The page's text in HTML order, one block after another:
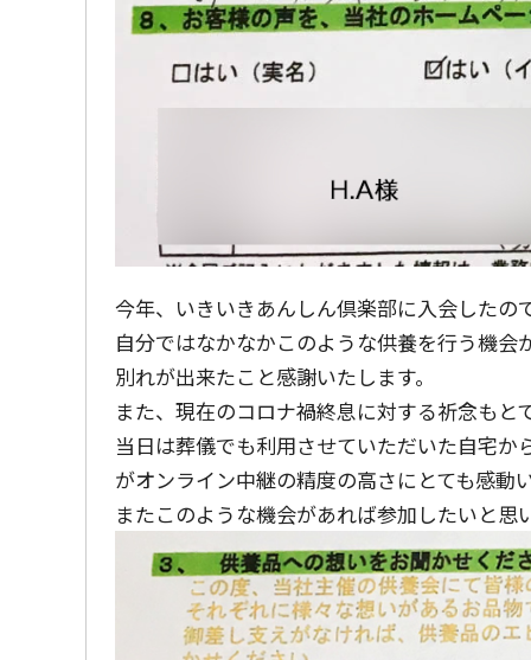
今年、いきいきあんしん倶楽部に入会したの
自分ではなかなかこのような供養を行う機
別れが出来たこと感謝いたします。
また、現在のコロナ禍終息に対する祈念もと
当日は葬儀でも利用させていただいた自宅
がオンライン中継の精度の高さにとても感動
またこのような機会があれば参加したいと思